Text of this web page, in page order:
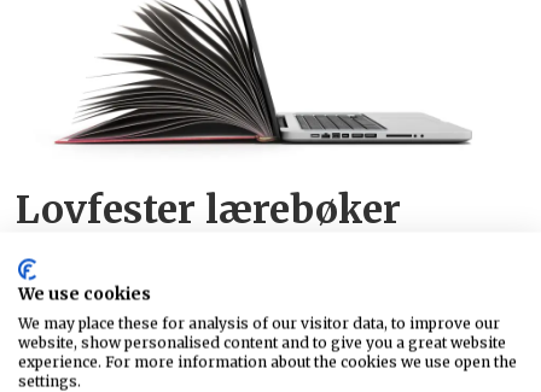
Lovfester lærebøker
We use cookies
We may place these for analysis of our visitor data, to improve our
website, show personalised content and to give you a great website
experience. For more information about the cookies we use open the
settings.